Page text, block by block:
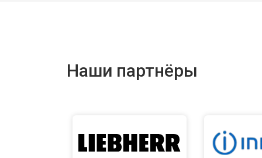
Наши партнёры